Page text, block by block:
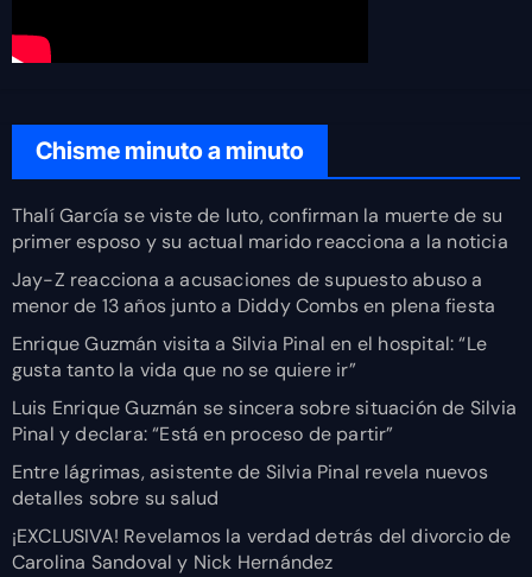
Chisme minuto a minuto
Thalí García se viste de luto, confirman la muerte de su
primer esposo y su actual marido reacciona a la noticia
Jay-Z reacciona a acusaciones de supuesto abuso a
menor de 13 años junto a Diddy Combs en plena fiesta
Enrique Guzmán visita a Silvia Pinal en el hospital: “Le
gusta tanto la vida que no se quiere ir”
Luis Enrique Guzmán se sincera sobre situación de Silvia
Pinal y declara: “Está en proceso de partir”
Entre lágrimas, asistente de Silvia Pinal revela nuevos
detalles sobre su salud
¡EXCLUSIVA! Revelamos la verdad detrás del divorcio de
Carolina Sandoval y Nick Hernández